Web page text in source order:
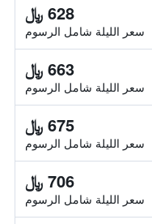
628 ﷼
سعر الليلة شامل الرسوم
663 ﷼
سعر الليلة شامل الرسوم
675 ﷼
سعر الليلة شامل الرسوم
706 ﷼
سعر الليلة شامل الرسوم